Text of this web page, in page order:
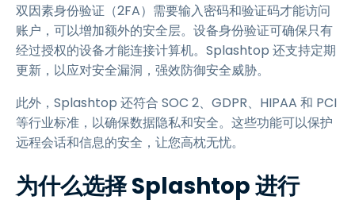
双因素身份验证（2FA）需要输入密码和验证码才能访问
账户，可以增加额外的安全层。设备身份验证可确保只有
经过授权的设备才能连接计算机。Splashtop 还支持定期
更新，以应对安全漏洞，强效防御安全威胁。
此外，Splashtop 还符合 SOC 2、GDPR、HIPAA 和 PCI
等行业标准，以确保数据隐私和安全。这些功能可以保护
远程会话和信息的安全，让您高枕无忧。
为什么选择 Splashtop 进行